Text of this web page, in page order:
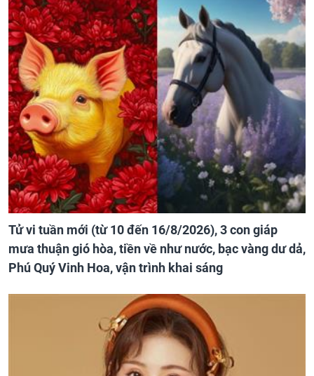
Tử vi tuần mới (từ 10 đến 16/8/2026), 3 con giáp
mưa thuận gió hòa, tiền về như nước, bạc vàng dư dả,
Phú Quý Vinh Hoa, vận trình khai sáng